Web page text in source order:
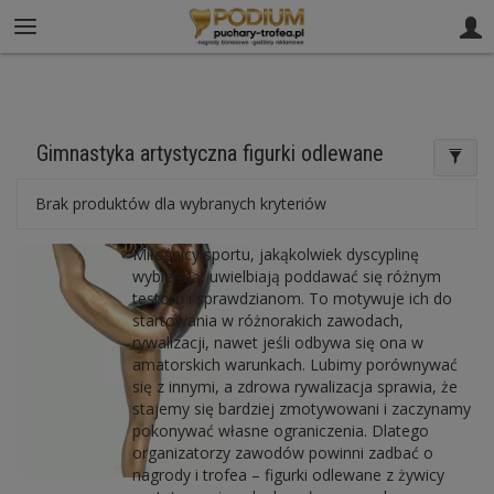
61 812 02 00 sklep@puchary-trofea.pl
Gimnastyka artystyczna figurki odlewane
Brak produktów dla wybranych kryteriów
Miłośnicy sportu, jakąkolwiek dyscyplinę
wybierają, uwielbiają poddawać się różnym
testom i sprawdzianom. To motywuje ich do
startowania w różnorakich zawodach,
rywalizacji, nawet jeśli odbywa się ona w
amatorskich warunkach. Lubimy porównywać
się z innymi, a zdrowa rywalizacja sprawia, że
stajemy się bardziej zmotywowani i zaczynamy
pokonywać własne ograniczenia. Dlatego
organizatorzy zawodów powinni zadbać o
nagrody i trofea – figurki odlewane z żywicy